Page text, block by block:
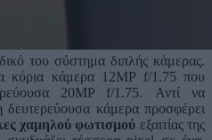
του σύστημα διπλής κάμερας.
κύρια κάμερα 12MP f/1.75 που
20MP f/1.75. Αντί να
κάμερα προσφέρει
χαμηλού φωτισμού εξαιτίας της